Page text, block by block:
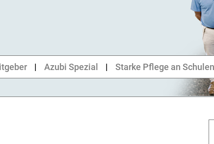
Azubi Spezial Starke Pflege an Schulen